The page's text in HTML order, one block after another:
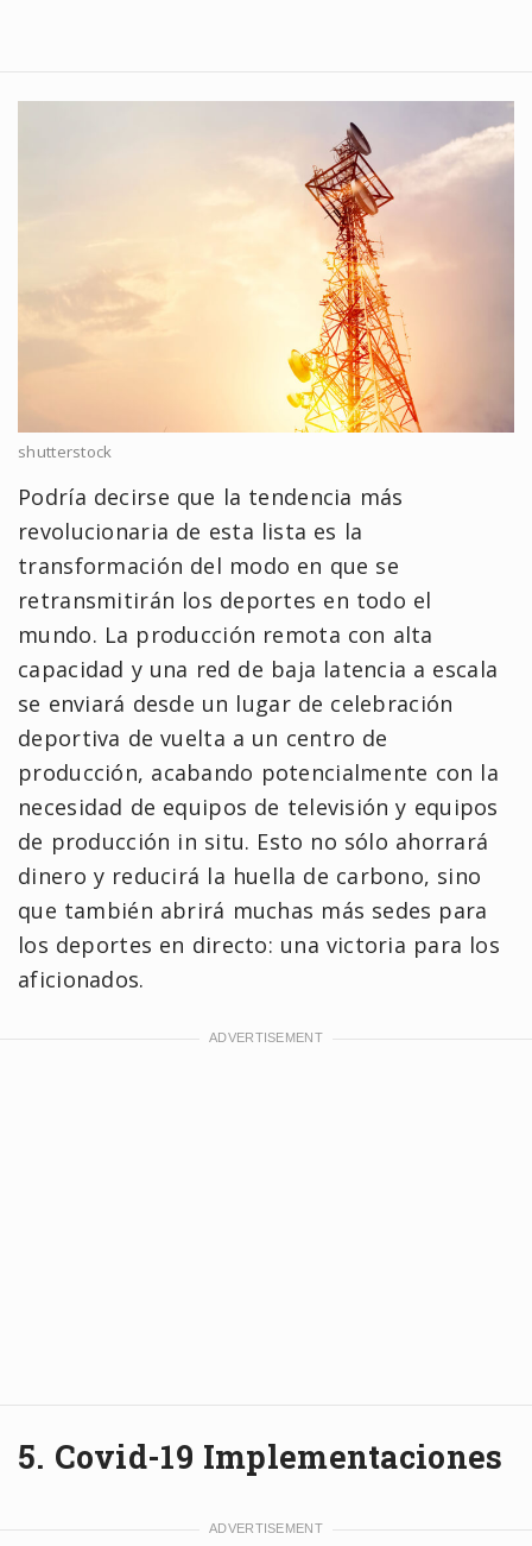
shutterstock
Podría decirse que la tendencia más
revolucionaria de esta lista es la
transformación del modo en que se
retransmitirán los deportes en todo el
mundo. La producción remota con alta
capacidad y una red de baja latencia a escala
se enviará desde un lugar de celebración
deportiva de vuelta a un centro de
producción, acabando potencialmente con la
necesidad de equipos de televisión y equipos
de producción in situ. Esto no sólo ahorrará
dinero y reducirá la huella de carbono, sino
que también abrirá muchas más sedes para
los deportes en directo: una victoria para los
aficionados.
5. Covid-19 Implementaciones